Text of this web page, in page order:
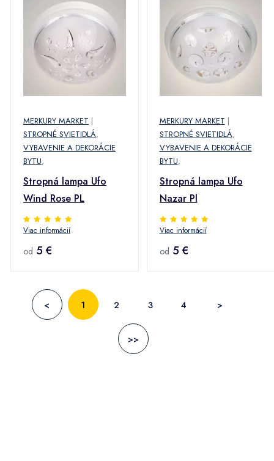
MERKURY MARKET |
STROPNÉ SVIETIDLÁ,
VYBAVENIE A DEKORÁCIE
BYTU,
Stropná lampa Ufo
Wind Rose PL
Viac informácií
od 5 €
MERKURY MARKET |
STROPNÉ SVIETIDLÁ,
VYBAVENIE A DEKORÁCIE
BYTU,
Stropná lampa Ufo
Nazar Pl
Viac informácií
od 5 €
< 1 2 3 4 >
>>